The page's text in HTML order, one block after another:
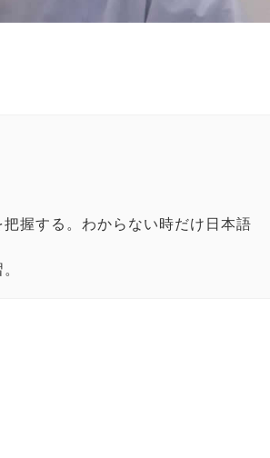
握する。わからない時だけ日本語